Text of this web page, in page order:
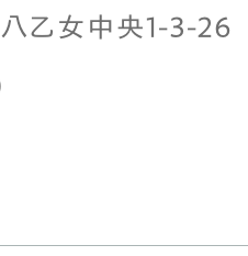
乙女中央1-3-26